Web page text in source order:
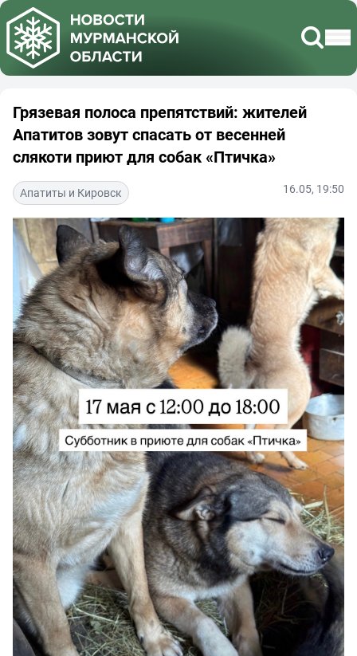
Грязевая полоса препятствий: жителей
Апатитов зовут спасать от весенней
слякоти приют для собак «Птичка»
Апатиты и Кировск 16.05, 19:50